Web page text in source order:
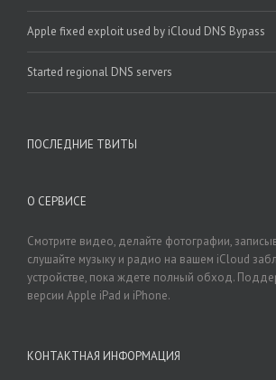
Apple fixed exploit used by iCloud DNS Bypass
Started regional DNS servers
ПОСЛЕДНИЕ ТВИТЫ
О СЕРВИСЕ
Смотрите видео, делайте фотографии,
слушайте музыку и радио на вашем iCloud
устройстве, пока ждете полный обход.
версии Apple iPad и iPhone.
КОНТАКТНАЯ ИНФОРМАЦИЯ